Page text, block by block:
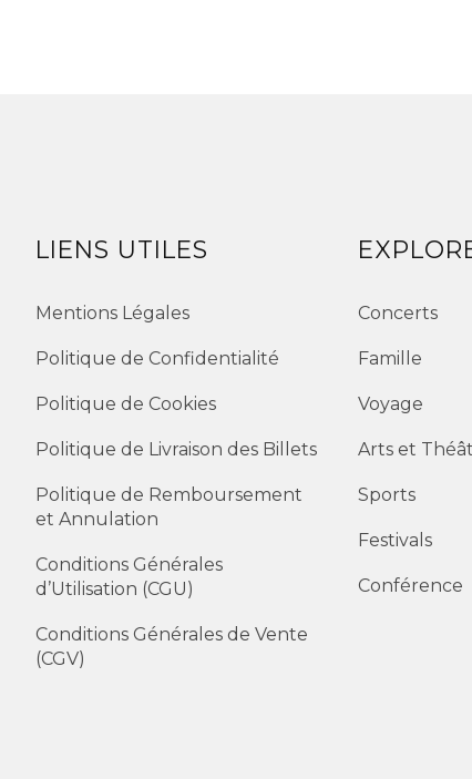
LIENS UTILES
Mentions Légales
Politique de Confidentialité
Politique de Cookies
Politique de Livraison des Billets
Politique de Remboursement
et Annulation
Conditions Générales
d’Utilisation (CGU)
Conditions Générales de Vente
(CGV)
Concerts
Famille
Voyage
Arts et
Sports
Festivals
Conférence